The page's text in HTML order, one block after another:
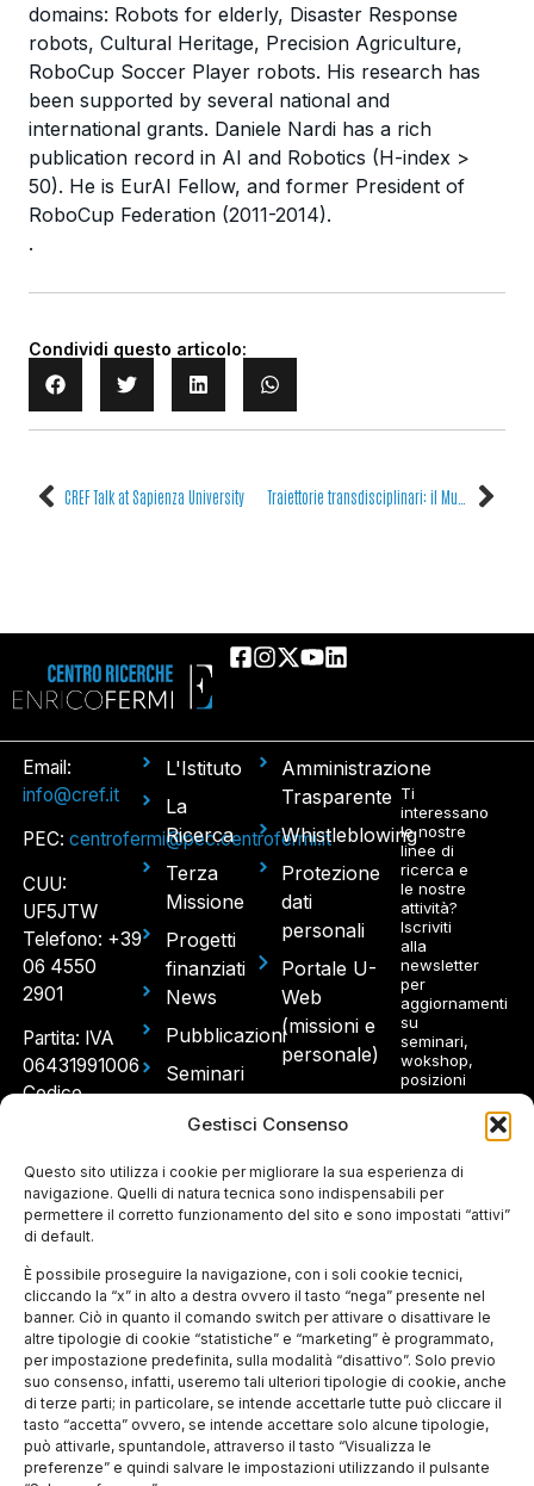
Gestisci Consenso
Questo sito utilizza i cookie per migliorare la sua esperienza di
navigazione. Quelli di natura tecnica sono indispensabili per
permettere il corretto funzionamento del sito e sono impostati “attivi”
di default.
È possibile proseguire la navigazione, con i soli cookie tecnici,
cliccando la “x” in alto a destra ovvero il tasto “nega” presente nel
banner. Ciò in quanto il comando switch per attivare o disattivare le
altre tipologie di cookie “statistiche” e “marketing” è programmato,
per impostazione predefinita, sulla modalità “disattivo”. Solo previo
suo consenso, infatti, useremo tali ulteriori tipologie di cookie, anche
di terze parti; in particolare, se intende accettarle tutte può cliccare il
tasto “accetta” ovvero, se intende accettare solo alcune tipologie,
può attivarle, spuntandole, attraverso il tasto “Visualizza le
preferenze” e quindi salvare le impostazioni utilizzando il pulsante
domains: Robots for elderly, Disaster Response
robots, Cultural Heritage, Precision Agriculture,
RoboCup Soccer Player robots. His research has
been supported by several national and
international grants. Daniele Nardi has a rich
publication record in AI and Robotics (H-index >
50). He is EurAI Fellow, and former President of
RoboCup Federation (2011-2014).
.
Condividi questo articolo:
CREF Talk at Sapienza University
Email:
info@cref.it
PEC: centrofermi@pec.centrofermi.it
CUU:
UF5JTW
Telefono: +39
06 4550
2901
Partita: IVA
06431991006
Codice
fiscale: 97214300580
Sede
legale e
spedizioni:
Via
Panisperna
89 A –
00184
Roma
Ingresso
per gli
ospiti:
L'Istituto
La
Ricerca
Terza
Missione
Progetti
finanziati
News
Pubblicazioni
Seminari
Workshop
Concorsi
e Avvisi
Amministrazione
Trasparente
Whistleblowing
Protezione
dati
personali
Portale U-
Web
(missioni e
personale)
Ti
interessano
le nostre
linee di
ricerca e
le nostre
attività?
Iscriviti
alla
newsletter
per
aggiornamenti
su
seminari,
wokshop,
posizioni
aperte.
Ho
letto e
accetto
trattamento
dei dati
personali